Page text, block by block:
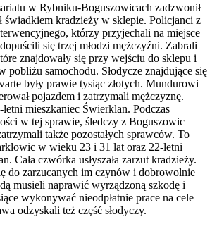
w Rybniku-Boguszowicach zadzwonił
świadkiem kradzieży w sklepie. Policjanci z
którzy przyjechali na miejsce
się trzej młodzi mężczyźni. Zabrali
znajdowały się przy wejściu do sklepu i
pobliżu samochodu. Słodycze znajdujące się
były prawie tysiąc złotych. Mundurowi
pojazdem i zatrzymali mężczyznę.
letni mieszkaniec Świerklan. Podczas
w tej sprawie, śledczy z Boguszowic
także pozostałych sprawców. To
w wieku 23 i 31 lat oraz 22-letni
Cała czwórka usłyszała zarzut kradzieży.
do zarzucanych im czynów i dobrowolnie
musieli naprawić wyrządzoną szkodę i
wykonywać nieodpłatnie prace na cele
odzyskali też część słodyczy.